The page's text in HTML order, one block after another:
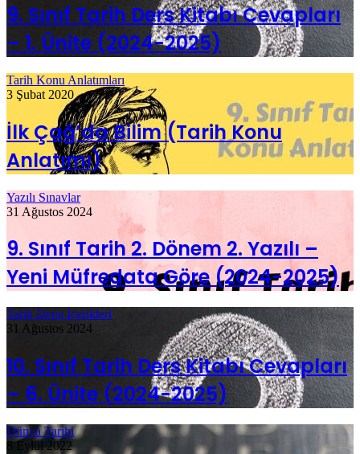
9. Sınıf Tarih Ders Kitabı Cevapları
– 1. Ünite (2024-2025)
Tarih Konu Anlatımları
3 Şubat 2020
İlk Çağ’da Bilim (Tarih Konu
Anlatımı)
Yazılı Sınavlar
31 Ağustos 2024
9. Sınıf Tarih 2. Dönem 2. Yazılı –
Yeni Müfredata Göre (2024-2025)
Tarih Dersi İçerikleri
31 Ağustos 2024
10. Sınıf Tarih Ders Kitabı Cevapları
– 6. Ünite (2024-2025)
Dünya Tarihi
8 Eylül 2022